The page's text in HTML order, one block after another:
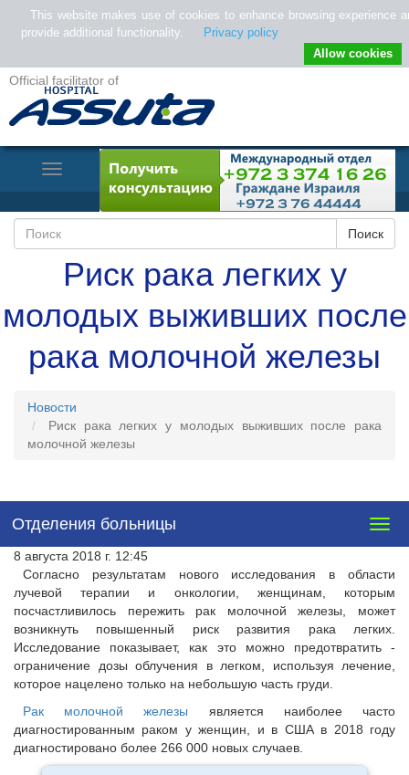
Official facilitator of
Toggle
Navigation
Риск рака легких у
молодых выживших после
рака молочной железы
Новости
Риск рака легких у молодых выживших после рака
молочной железы
Отделения больницы
8 августа 2018 г. 12:45
Согласно результатам нового исследования в области
лучевой терапии и онкологии, женщинам, которым
посчастливилось пережить рак молочной железы, может
возникнуть повышенный риск развития рака легких.
Исследование показывает, как это можно предотвратить -
ограничение дозы облучения в легком, используя лечение,
которое нацелено только на небольшую часть груди.
Рак молочной железы является наиболее часто
диагностированным раком у женщин, и в США в 2018 году
диагностировано более 266 000 новых случаев.
This website makes use of cookies to enhance browsing experience
provide additional functionality.
Privacy policy
Allow cookies